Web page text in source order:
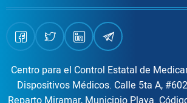
Centro para el Control Estatal de
Dispositivos Médicos. Calle 5ta A,